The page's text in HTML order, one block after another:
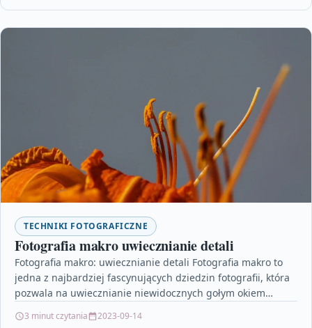
TECHNIKI FOTOGRAFICZNE
Fotografia makro uwiecznianie detali
Fotografia makro: uwiecznianie detali Fotografia makro to
jedna z najbardziej fascynujących dziedzin fotografii, która
pozwala na uwiecznianie niewidocznych gołym okiem
3 minut czytania 2023-09-14